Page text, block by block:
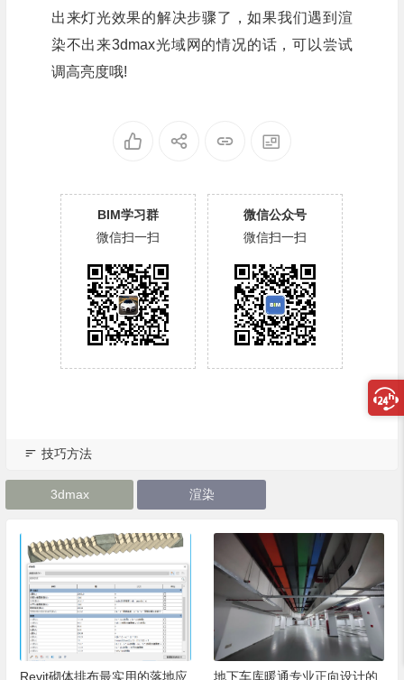
出来灯光效果的解决步骤了，如果我们遇到渲
染不出来3dmax光域网的情况的话，可以尝试
调高亮度哦!
BIM学习群
微信扫一扫
微信公众号
微信扫一扫
技巧方法
3dmax 渲染
Revit砌体排布最实用的落地应 地下车库暖通专业正向设计的